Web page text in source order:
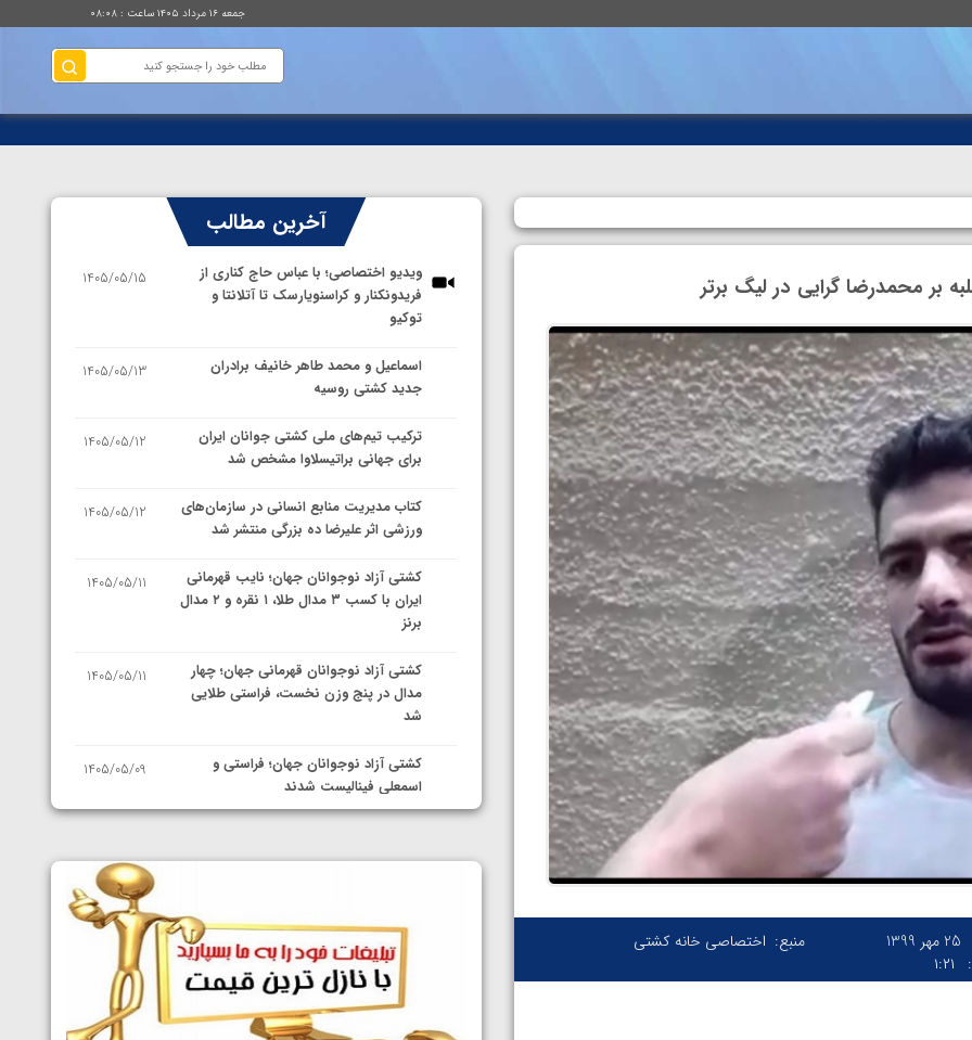
جمعه ۱۶ مرداد ۱۴۰۵ ساعت : ۰۸:۰۸
محمدرضا گرایی در لیگ برتر
25 مهر 1399
۱:۲۱
منبع: اختصاصی خانه کشتی
آخرین مطالب
ویدیو اختصاصی؛ با عباس حاج کناری از
فریدونکنار و کراسنویارسک تا آتلانتا و
توکیو
1405/05/15
اسماعیل و محمد طاهر خانیف برادران
جدید کشتی روسیه
1405/05/13
ترکیب تیم‌های ملی کشتی جوانان ایران
برای جهانی براتیسلاوا مشخص شد
1405/05/12
کتاب مدیریت منابع انسانی در سازمان‌های
ورزشی اثر علیرضا ده بزرگی منتشر شد
1405/05/12
کشتی آزاد نوجوانان جهان؛ نایب قهرمانی
ایران با کسب ۳ مدال طلا، ۱ نقره و ۲ مدال
برنز
1405/05/11
کشتی آزاد نوجوانان قهرمانی جهان؛ چهار
مدال در پنج وزن نخست، فراستی طلایی
شد
1405/05/11
کشتی آزاد نوجوانان جهان؛ فراستی و
اسمعلی فینالیست شدند
1405/05/09
نمایندگان ایران مشخص شدند
سوم برای ایران
1405/05/07
ایران چشم به راه چهار مدال در پنج وزن
دوم کشتی فرنگی نوجوانان جهان
1405/05/06